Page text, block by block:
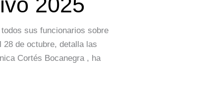
sus funcionarios sobre
28 de octubre, detalla las
Cortés Bocanegra , ha